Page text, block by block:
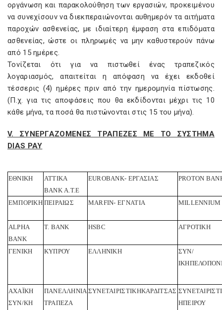
οργάνωση και παρακολούθηση των εργασιών, προκειμένου
να συνεχίσουν να διεκπεραιώνονται αυθημερόν τα αιτήματα
παροχών ασθενείας, με ιδιαίτερη έμφαση στα επιδόματα
ασθενείας, ώστε οι πληρωμές να μην καθυστερούν πάνω
από 15 ημέρες.
Τονίζεται ότι για να πιστωθεί ένας τραπεζικός
λογαριασμός, απαιτείται η απόφαση να έχει εκδοθεί
τέσσερις (4) ημέρες πριν από την ημερομηνία πίστωσης.
(Π.χ. για τις αποφάσεις που θα εκδίδονται μέχρι τις 10
κάθε μήνα, τα ποσά θα πιστώνονται στις 15 του μήνα).
V. ΣΥΝΕΡΓΑΖΟΜΕΝΕΣ ΤΡΑΠΕΖΕΣ ΜΕ ΤΟ ΣΥΣΤΗΜΑ
DIAS PAY
ΕΘΝΙΚΗ
ΑΤΤΙΚΑ
BANK Α.Τ.Ε
EUROBANK- ΕΡΓΑΣΙΑΣ PROTON
ΕΜΠΟΡΙΚΗ ΠΕΙΡΑΙΩΣ MΑRFIN-ΕΓΝΑΤΙΑ MILLENNIUM
ALPHA
BANK
Τ. BANK HSBC ΑΓΡΟΤΙΚΗ
ΓΕΝΙΚΗ ΚΥΠΡΟΥ ΕΛΛΗΝΙΚΗ
ΣΥΝ/
ΙΚΗ
ΑΧΑΪΚΗ
ΣΥΝ/ΚΗ
ΠΑΝΕΛΛΗΝΙΑ
ΤΡΑΠΕΖΑ
ΣΥΝΕΤΑΙΡΙΣΤΙΚΗΚΑΡΔΙΤΣΑΣ
ΗΠΕΙΡΟΥ